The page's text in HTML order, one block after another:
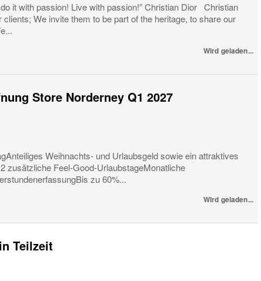
it with passion! Live with passion!” Christian Dior Christian
We invite them to be part of the heritage, to share our
Wird geladen...
Store Norderney Q1 2027
Weihnachts- und Urlaubsgeld sowie ein attraktives
zusätzliche Feel-Good-UrlaubstageMonatliche
zu 60%...
Wird geladen...
Teilzeit